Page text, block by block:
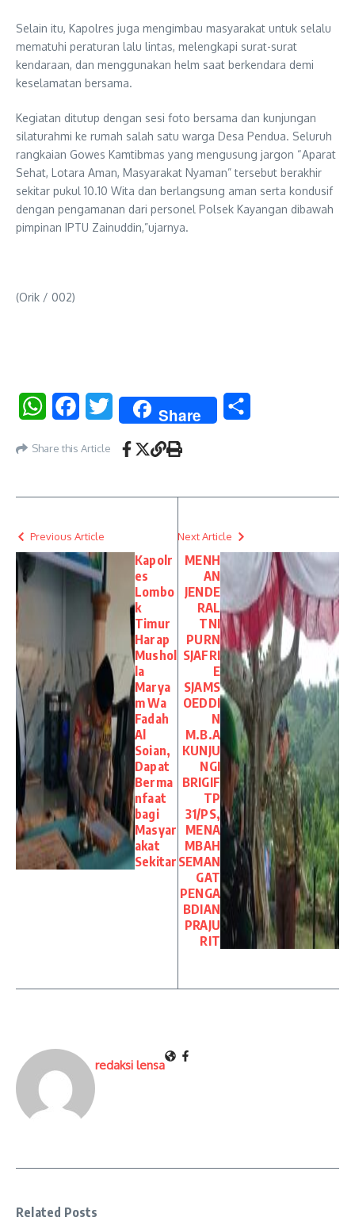
Selain itu, Kapolres juga mengimbau masyarakat untuk selalu
mematuhi peraturan lalu lintas, melengkapi surat-surat
kendaraan, dan menggunakan helm saat berkendara demi
keselamatan bersama.
Kegiatan ditutup dengan sesi foto bersama dan kunjungan
silaturahmi ke rumah salah satu warga Desa Pendua. Seluruh
rangkaian Gowes Kamtibmas yang mengusung jargon “Aparat
Sehat, Lotara Aman, Masyarakat Nyaman” tersebut berakhir
sekitar pukul 10.10 Wita dan berlangsung aman serta kondusif
dengan pengamanan dari personel Polsek Kayangan dibawah
pimpinan IPTU Zainuddin,”ujarnya.
(Orik / 002)
WhatsAppFacebookTwitter Share
Share this Article
Previous Article
Kapolr
es
Lombo
k
Timur
Harap
Mushol
la
Marya
m Wa
Fadah
Al
Soian,
Dapat
Berma
nfaat
bagi
Masyar
akat
Sekitar
Next Article
MENH
AN
JENDE
RAL
TNI
PURN
SJAFRI
E
SJAMS
OEDDI
N
M.B.A
KUNJU
NGI
BRIGIF
TP
31/PS,
MENA
MBAH
SEMAN
GAT
PENGA
BDIAN
PRAJU
RIT
redaksi lensa
Related Posts